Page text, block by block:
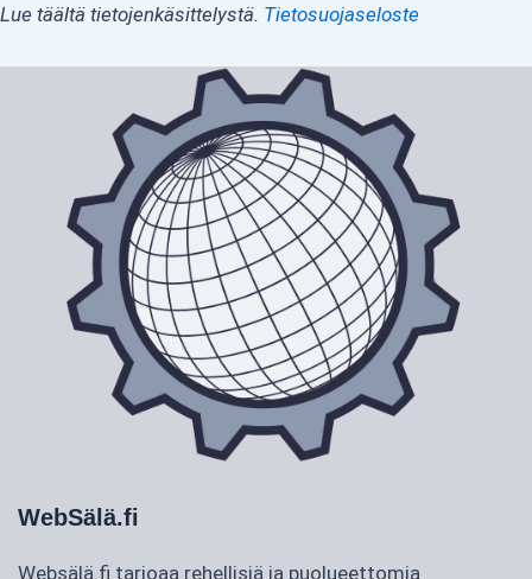
Lue täältä tietojenkäsittelystä. Tietosuojaseloste
WebSälä.fi
Websälä.fi tarjoaa rehellisiä ja puolueettomia